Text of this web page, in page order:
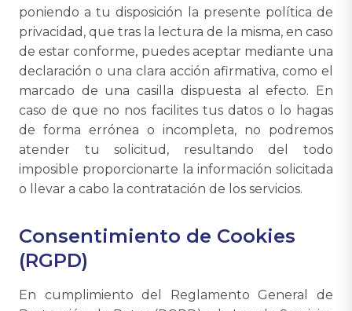
poniendo a tu disposición la presente política de
privacidad, que tras la lectura de la misma, en caso
de estar conforme, puedes aceptar mediante una
declaración o una clara acción afirmativa, como el
marcado de una casilla dispuesta al efecto. En
caso de que no nos facilites tus datos o lo hagas
de forma errónea o incompleta, no podremos
atender tu solicitud, resultando del todo
imposible proporcionarte la información solicitada
o llevar a cabo la contratación de los servicios.
Consentimiento de Cookies
(RGPD)
En cumplimiento del Reglamento General de